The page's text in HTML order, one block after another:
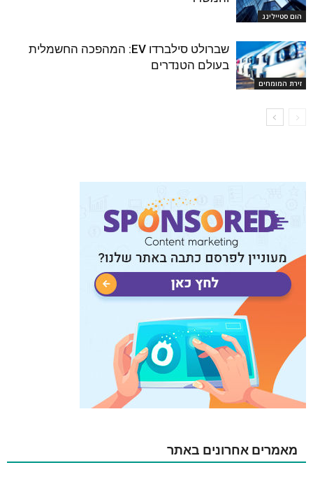
הום סטיילינג
זירת המומחים
שברולט סילברדו EV: המהפכה החשמלית
בעולם הטנדרים
מאמרים אחרונים באתר